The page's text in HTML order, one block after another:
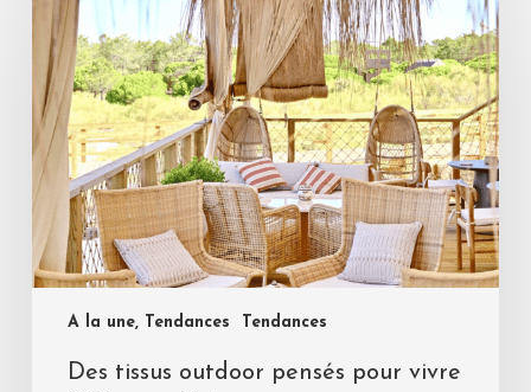
A la une, Tendances Tendances
Des tissus outdoor pensés pour vivre